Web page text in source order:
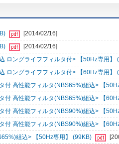
[2014/02/16]
[2014/02/16]
ロングライフフィルタ付> 【50Hz専用】
ロングライフフィルタ付> 【60Hz専用】
付 高性能フィルタ(NBS65%)組込> 【
付 高性能フィルタ(NBS65%)組込> 【
付 高性能フィルタ(NBS90%)組込> 【
付 高性能フィルタ(NBS90%)組込> 【
組込> 【50Hz専用】 (99KB)